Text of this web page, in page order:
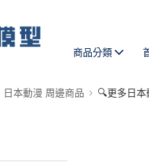
商品分類
日本動漫 周邊商品 🔍更多日本